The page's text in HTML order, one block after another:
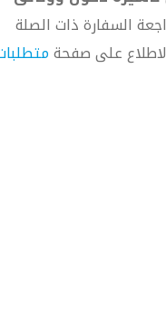
السفارة ذات الصلة
على صفحة